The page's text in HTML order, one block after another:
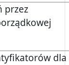
przez
dla